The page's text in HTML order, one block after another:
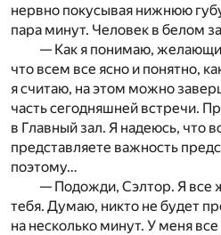
нервно покусывая нижнюю
пара минут. Человек в белом
— Как я понимаю,
что всем все ясно и понятно,
я считаю, на этом можно
часть сегодняшней встречи.
в Главный зал. Я надеюсь, что
представляете важность
поэтому…
— Подожди, Сэлтор. Я все
тебя. Думаю, никто не будет
на несколько минут. У меня